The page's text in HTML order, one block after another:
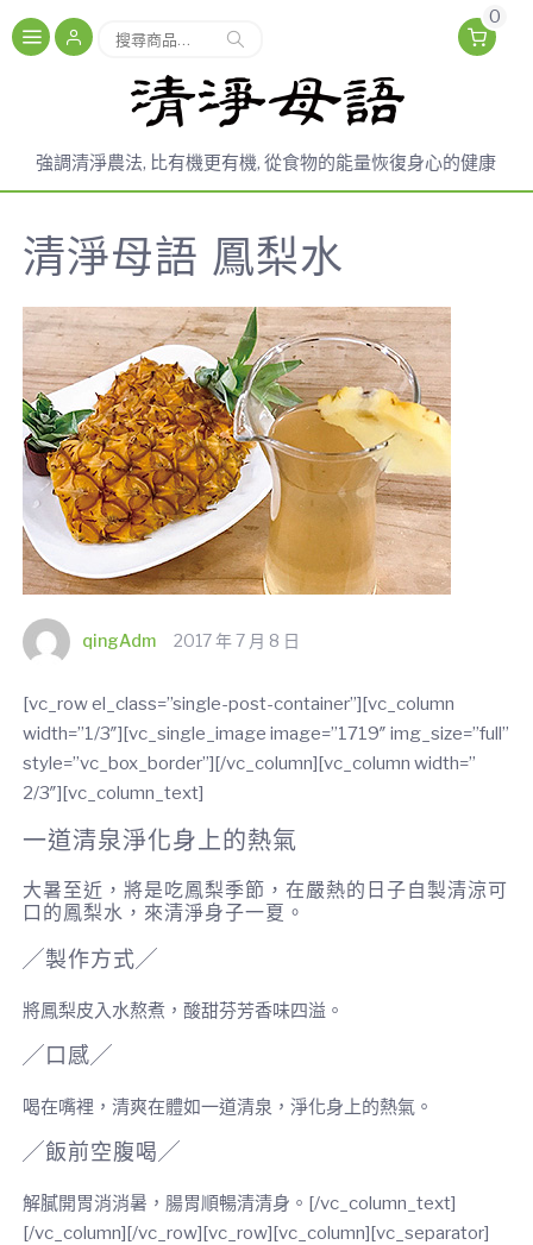
搜
字:
搜尋
0
強調清淨農法, 比有機更有機, 從食物的能量恢復身心的健康
清淨母語 鳳梨水
qingAdm 2017 年 7 月 8 日
[vc_row el_class=”single-post-container”][vc_column
width=”1/3″][vc_single_image image=”1719″ img_size=”full”
style=”vc_box_border”][/vc_column][vc_column width=”
2/3″][vc_column_text]
一道清泉淨化身上的熱氣
大暑至近，將是吃鳳梨季節，在嚴熱的日子自製清涼可
口的鳳梨水，來清淨身子一夏。
╱製作方式╱
將鳳梨皮入水熬煮，酸甜芬芳香味四溢。
╱口感╱
喝在嘴裡，清爽在體如一道清泉，淨化身上的熱氣。
╱飯前空腹喝╱
解膩開胃消消暑，腸胃順暢清清身。[/vc_column_text]
[/vc_column][/vc_row][vc_row][vc_column][vc_separator]